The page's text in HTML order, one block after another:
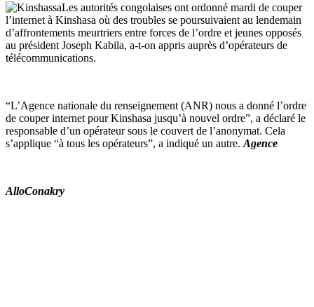
Les autorités congolaises ont ordonné mardi de couper
l’internet à Kinshasa où des troubles se poursuivaient au lendemain
d’affrontements meurtriers entre forces de l’ordre et jeunes opposés
au président Joseph Kabila, a-t-on appris auprès d’opérateurs de
télécommunications.
“L’Agence nationale du renseignement (ANR) nous a donné l’ordre
de couper internet pour Kinshasa jusqu’à nouvel ordre”, a déclaré le
responsable d’un opérateur sous le couvert de l’anonymat. Cela
s’applique “à tous les opérateurs”, a indiqué un autre. Agence
AlloConakry